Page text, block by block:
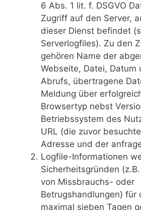
6 Abs. 1 lit. f. DSGVO
Zugriff auf den Server,
dieser Dienst befindet
Serverlogfiles). Zu den
gehören Name der
Webseite, Datei, Datum
Abrufs, übertragene
Meldung über
Browsertyp nebst
Betriebssystem des
URL (die zuvor
Adresse und der
Logfile-Informationen
Sicherheitsgründen
von Missbrauchs- oder
Betrugshandlungen) für
maximal sieben Tagen